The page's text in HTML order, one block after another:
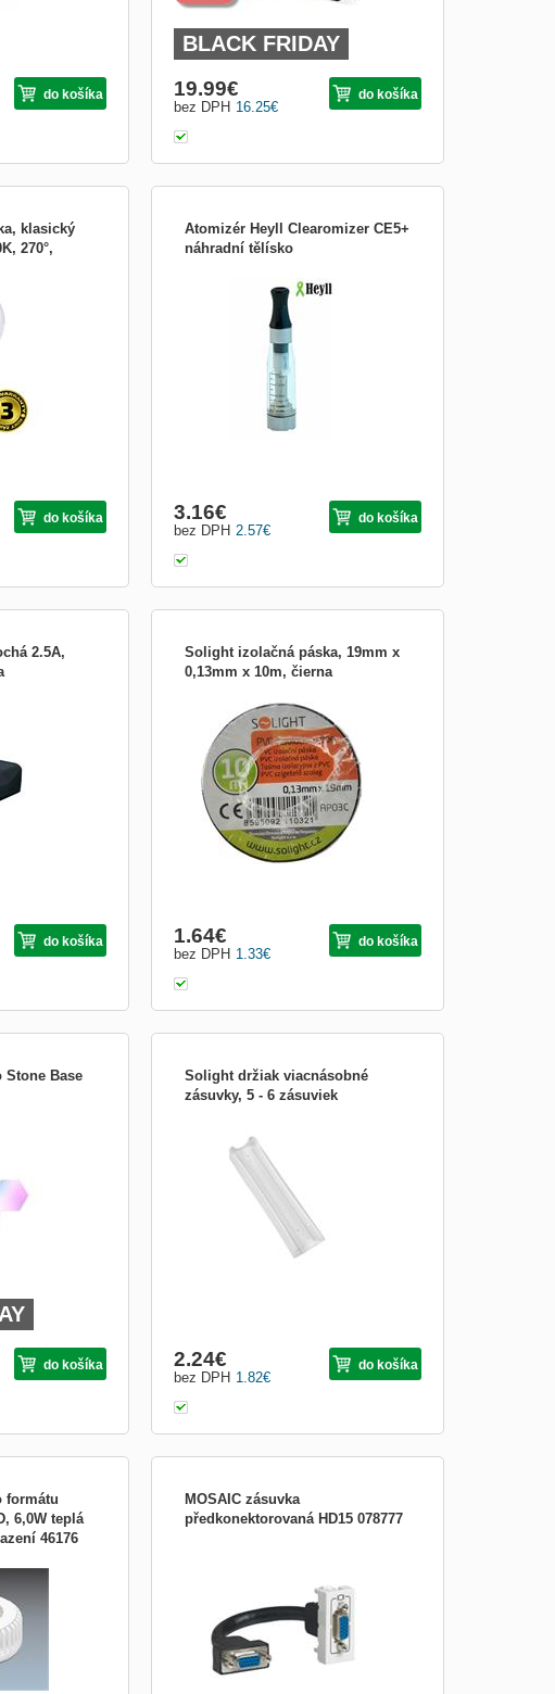
do košíka
16.25€
bez DPH
19.99€ do košíka
BLACK FRIDAY
klasický
270°,
tvarom
1220lm
85W
6000K
25.000
uhol
doba:
do košíka
Atomizér Heyll Clearomizer CE5+
náhradní tělísko
Náhradní žhavící tělísko pro CE5+
2.57€
bez DPH
3.16€ do košíka
2.5A,
do košíka
Solight izolačná páska, 19mm x
0,13mm x 10m, čierna
rozmery: 19mm x 0,13mm x 10m farba:
1.33€
bez DPH
1.64€ do košíka
Base
vhodným
domácnosti.
pomocou
prispôsobiť
do košíka
Solight držiak viacnásobné
zásuvky, 5 - 6 zásuviek
1.82€
bez DPH
2.24€ do košíka
formátu
6,0W teplá
46176
GX53
svítidlům,
hliníkové
teplo a samotné
MOSAIC zásuvka
předkonektorovaná HD15 078777